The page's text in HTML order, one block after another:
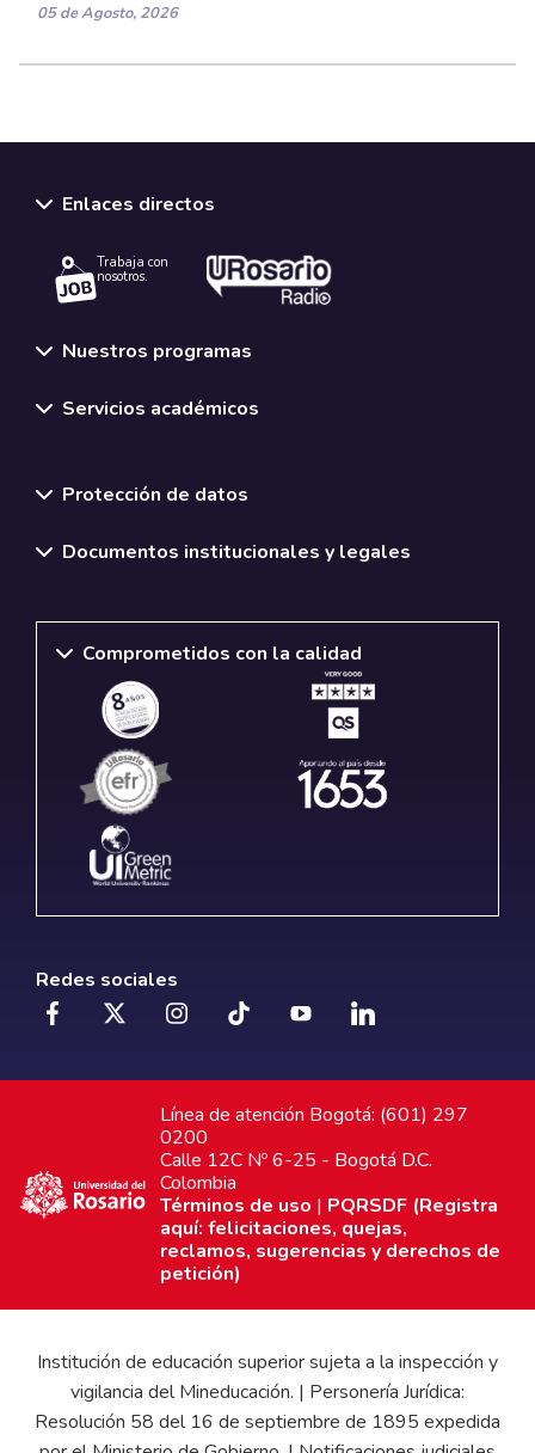
05 de Agosto, 2026
Enlaces directos
Trabaja con
nosotros.
Nuestros programas
Servicios académicos
Protección de datos
Documentos institucionales y legales
Comprometidos con la calidad
Redes sociales
Línea de atención Bogotá: (601) 297
0200
Calle 12C Nº 6-25 - Bogotá D.C.
Colombia
Términos de uso | PQRSDF (Registra
aquí: felicitaciones, quejas,
reclamos, sugerencias y derechos de
petición)
Institución de educación superior sujeta a la inspección y
vigilancia del Mineducación. | Personería Jurídica:
Resolución 58 del 16 de septiembre de 1895 expedida